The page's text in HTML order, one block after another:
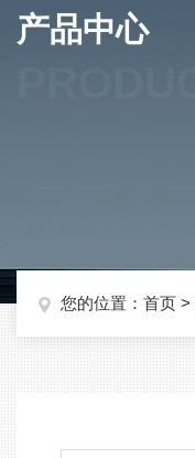
产品中心
您的位置： 首页 >